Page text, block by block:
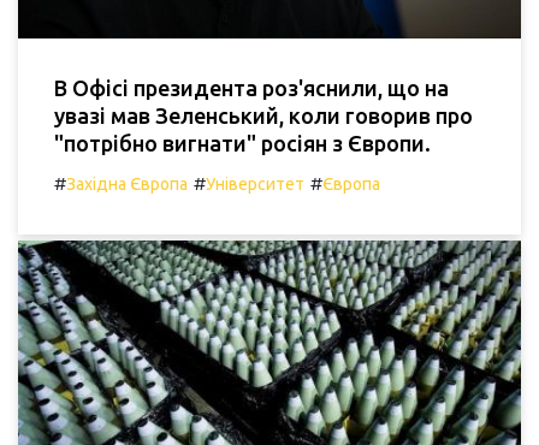
В Офісі президента роз'яснили, що на
увазі мав Зеленський, коли говорив про
"потрібно вигнати" росіян з Європи.
#Західна Європа #Університет #Європа